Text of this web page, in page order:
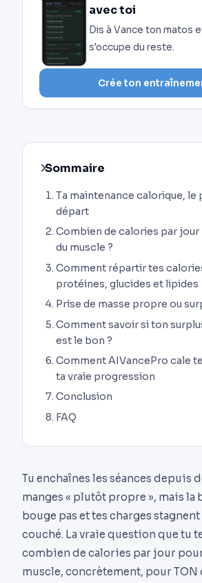
avec toi
Dis à Vance ton matos
s'occupe du reste.
Crée ton
Sommaire
Ta maintenance calorique, le
départ
Combien de calories par
du muscle ?
Comment répartir tes
protéines, glucides et lipides
Prise de masse propre ou
Comment savoir si ton
est le bon ?
Comment AIVancePro cale
ta vraie progression
Conclusion
FAQ
Tu enchaînes les séances depuis
manges « plutôt propre », mais la
bouge pas et tes charges
couché. La vraie question que tu
combien de calories par jour
muscle, concrètement, pour TON